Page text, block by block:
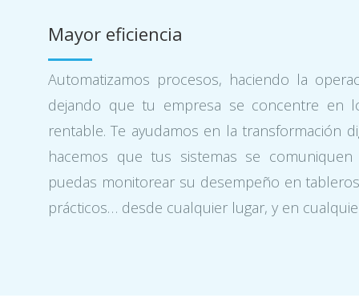
Mayor eficiencia
Automatizamos procesos, haciendo la
dejando que tu empresa se concentre en
rentable. Te ayudamos en la transformación
hacemos que tus sistemas se
puedas monitorear su desempeño en
prácticos… desde cualquier lugar, y en